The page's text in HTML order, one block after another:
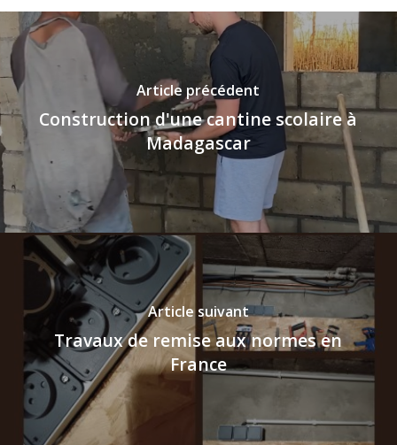
Article précédent
Construction d'une cantine scolaire à
Madagascar
Article suivant
Travaux de remise aux normes en
France